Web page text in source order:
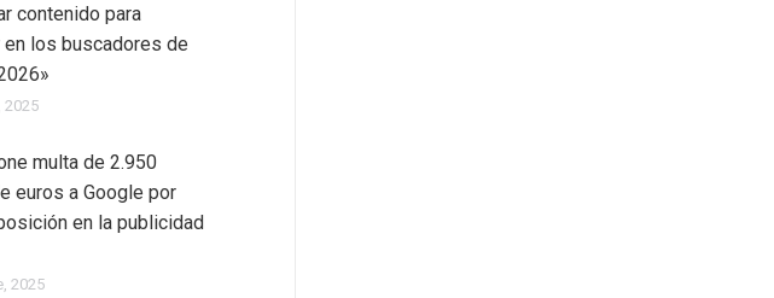
contenido para
los buscadores de
2025
multa de 2.950
euros a Google por
en la publicidad
2025